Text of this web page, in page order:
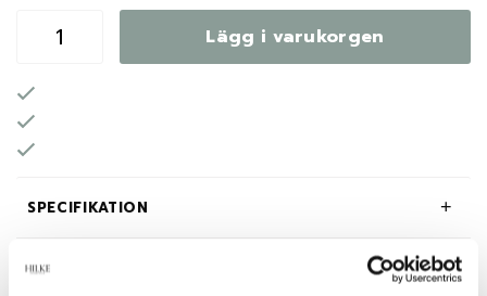
Lägg i varukorgen
SPECIFIKATION
BESKRIVNING